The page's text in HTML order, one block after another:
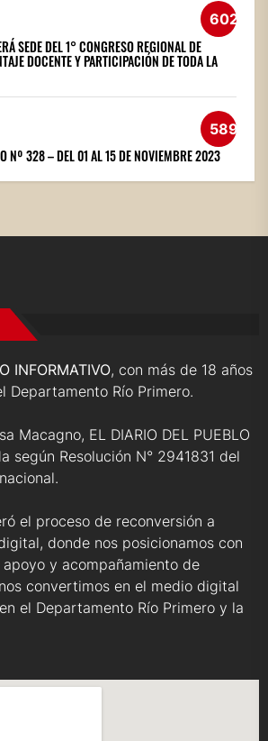
602
SEDE DEL 1° CONGRESO REGIONAL DE
DOCENTE Y PARTICIPACIÓN DE TODA LA
589
Nº 328 – DEL 01 AL 15 DE NOVIEMBRE 2023
INFORMATIVO, con más de 18 años
Departamento Río Primero.
Macagno, EL DIARIO DEL PUEBLO
según Resolución N° 2941831 del
el proceso de reconversión a
donde nos posicionamos con
y acompañamiento de
convertimos en el medio digital
el Departamento Río Primero y la